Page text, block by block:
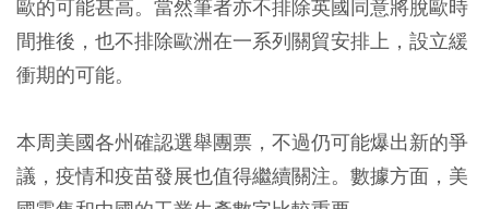
歐的可能甚高。當然筆者亦不排除英國同意將脫歐時
間推後，也不排除歐洲在一系列關貿安排上，設立緩
衝期的可能。
本周美國各州確認選舉團票，不過仍可能爆出新的爭
議，疫情和疫苗發展也值得繼續關注。數據方面，美